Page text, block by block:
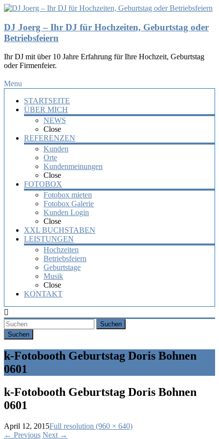
DJ Joerg – Ihr DJ für Hochzeiten, Geburtstag oder
Betriebsfeiern
Ihr DJ mit über 10 Jahre Erfahrung für Ihre Hochzeit, Geburtstag
oder Firmenfeier.
Menu
STARTSEITE
ÜBER MICH
NEWS
Close
REFERENZEN
Kunden
Orte
Kundenmeinungen
Close
FOTOBOX
Fotobox mieten
Fotobox Galerie
Kunden Login
Close
XXL BUCHSTABEN
LEISTUNGEN
Hochzeiten
Betriebsfeiern
Geburtstage
Musik
Close
KONTAKT
Suchen
k-Fotobooth Geburtstag Doris Bohnen
0601
k-Fotobooth Geburtstag Doris Bohnen
0601
April 12, 2015Full resolution (960 × 640)
← Previous Next →